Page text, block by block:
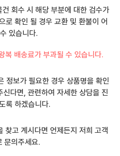
회수 시 해당 부분에 대한 검수가
로 확인 될 경우 교환 및 환불이 어
있습니다.
복 배송료가 부과될 수 있습니다.
정보가 필요한 경우 상품명을 확인
다면, 관련하여 자세한 상담을 진
록 하겠습니다.
찾고 계시다면 언제든지 저희 고객
문의주세요.